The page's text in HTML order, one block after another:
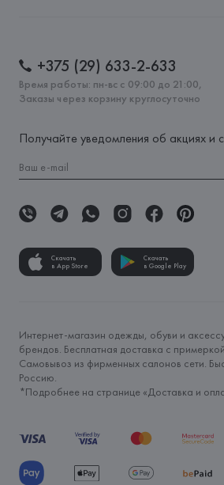
+375 (29) 633-2-633
Время работы: пн-вс с 09:00 до 21:00,
Заказы через корзину круглосуточно
Получайте уведомления об акциях и
Скачать
в App Store
Скачать
в Google Play
Интернет-магазин одежды, обуви и
брендов. Бесплатная доставка с
Самовывоз из фирменных салонов сети.
Россию.
*Подробнее на странице «Доставка и